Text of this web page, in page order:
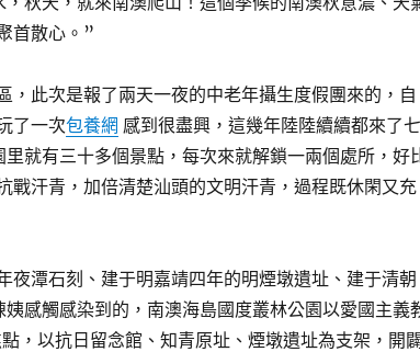
首散心。”
，此次是報了兩天一夜的中老年攝生度假團來的，自
了一次包養網 感到很盡興，這幾年陸陸續續都來了七
就有三十多個景點，每次來就解鎖一兩個處所，好
戰汗青，加倍清楚汕頭的文明汗青，過程既休閑又充
夜潭石刻、建于明嘉靖四年的明煙墩遺址、建于清朝
感觸感染到的，南澳海島國度叢林公園以愛國主義
以抗日留念館、知青原址、煙墩遺址為支架，開闢